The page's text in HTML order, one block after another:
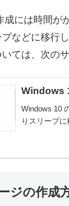
成には時間が
などに移行
ては、次の
Windows
Windows 10
りスリープ
ジの作成